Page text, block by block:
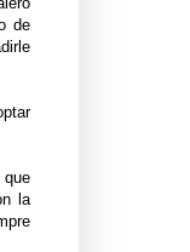
de
que
la